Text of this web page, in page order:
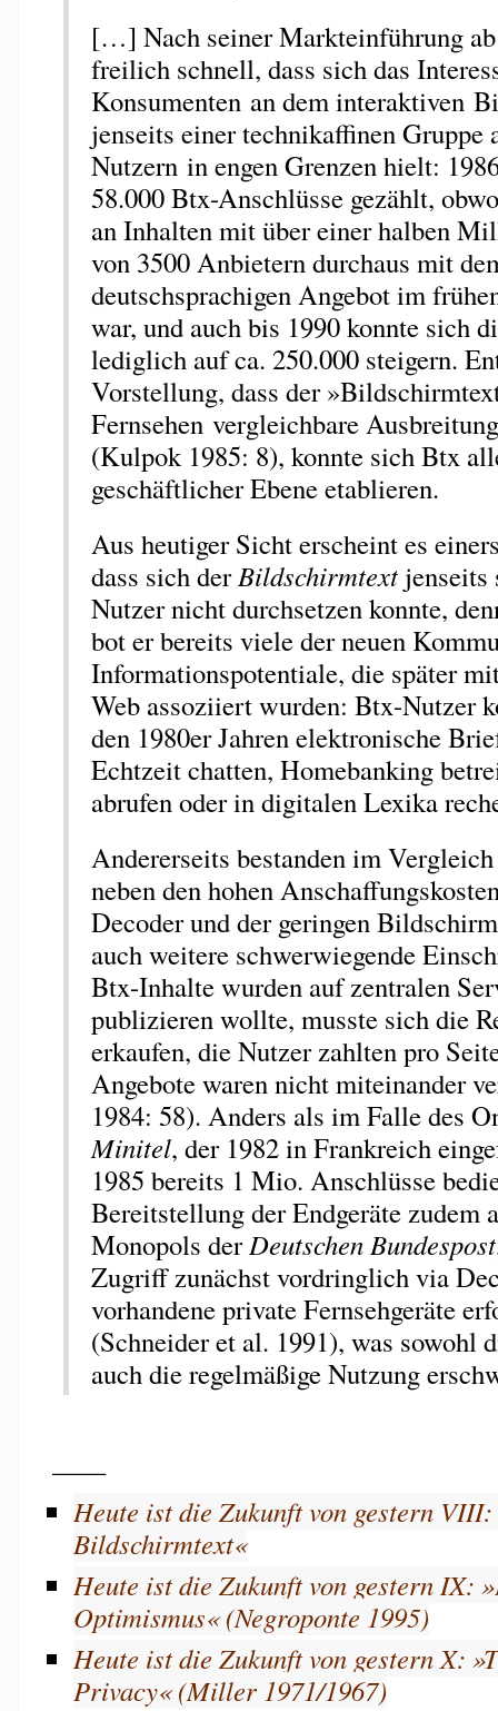
[…] Nach seiner Markteinführung
freilich schnell, dass sich das
Konsumenten an dem interaktiven
jenseits einer technikaffinen Gruppe
Nutzern in engen Grenzen hielt:
58.000 Btx-Anschlüsse gezählt,
an Inhalten mit über einer halben
von 3500 Anbietern durchaus mit
deutschsprachigen Angebot im
war, und auch bis 1990 konnte sich
lediglich auf ca. 250.000 steigern.
Vorstellung, dass der
Fernsehen vergleichbare
(Kulpok 1985: 8), konnte sich Btx
geschäftlicher Ebene etablieren.
Aus heutiger Sicht erscheint es
dass sich derBildschirmtextjenseits
Nutzer nicht durchsetzen konnte,
bot er bereits viele der neuen
Informationspotentiale, die später
Web assoziiert wurden: Btx-Nutzer
den 1980er Jahren elektronische
Echtzeit chatten, Homebanking
abrufen oder in digitalen Lexika
Andererseits bestanden im
neben den hohen
Decoder und der geringen
auch weitere schwerwiegende
Btx-Inhalte wurden auf zentralen
publizieren wollte, musste sich die
erkaufen, die Nutzer zahlten pro
Angebote waren nicht miteinander
1984: 58). Anders als im Falle des
Minitel, der 1982 in Frankreich
1985 bereits 1 Mio. Anschlüsse
Bereitstellung der Endgeräte zudem
Monopols derDeutschen Bundespost
Zugriff zunächst vordringlich via
vorhandene private Fernsehgeräte
(Schneider et al. 1991), was sowohl
auch die regelmäßige Nutzung
Heute ist die Zukunft von gestern
Bildschirmtext«
Heute ist die Zukunft von gestern IX:
Optimismus« (Negroponte 1995)
Heute ist die Zukunft von gestern X:
Privacy« (Miller 1971/1967)